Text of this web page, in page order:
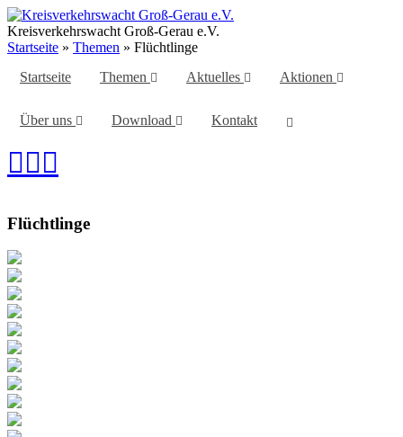
Zum
Inhalt
springen
Kreisverkehrswacht Groß-Gerau e.V.
Startseite » Themen » Flüchtlinge
Startseite
Themen Aktuelles Aktionen
Über uns Download Kontakt
Flüchtlinge